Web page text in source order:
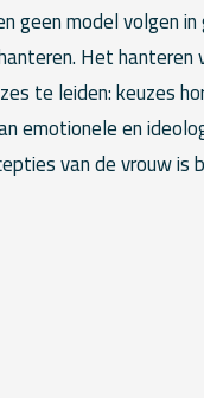
geen model volgen
Het
te leiden: keuzes
emotionele en
van de vrouw is